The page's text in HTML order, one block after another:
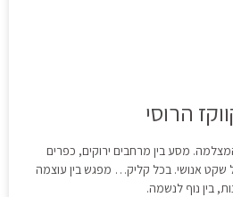
הרוסי
מסע בין מרחבים ירוקים, כפרים
שקט אנושי. בכל קליק… מפגש בין עוצמה
בין נוף לנשמה.